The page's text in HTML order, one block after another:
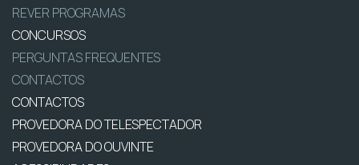
REVER PROGRAMAS
CONCURSOS
PERGUNTAS FREQUENTES
CONTACTOS
CONTACTOS
PROVEDORA DO TELESPECTADOR
PROVEDORA DO OUVINTE